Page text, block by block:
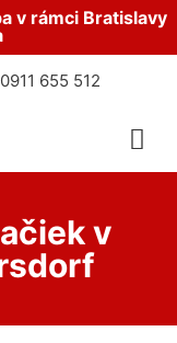
v rámci Bratislavy
655 512
v